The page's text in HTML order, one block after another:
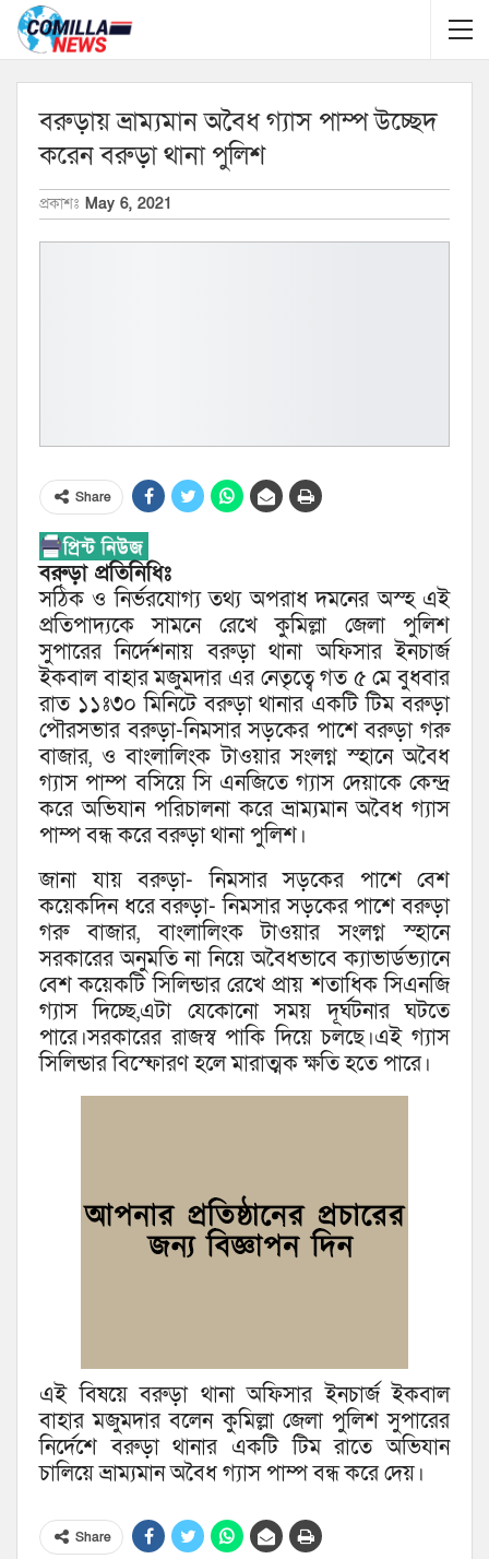
বরুড়ায় ভ্রাম্যমান অবৈধ গ্যাস পাম্প উচ্ছেদ
করেন বরুড়া থানা পুলিশ
প্রকাশঃ May 6, 2021
Share
বরুড়া প্রতিনিধিঃ
সঠিক ও নির্ভরযোগ্য তথ্য অপরাধ দমনের অস্হ এই
প্রতিপাদ্যকে সামনে রেখে কুমিল্লা জেলা পুলিশ
সুপারের নির্দেশনায় বরুড়া থানা অফিসার ইনচার্জ
ইকবাল বাহার মজুমদার এর নেতৃত্বে গত ৫ মে বুধবার
রাত ১১ঃ৩০ মিনিটে বরুড়া থানার একটি টিম বরুড়া
পৌরসভার বরুড়া-নিমসার সড়কের পাশে বরুড়া গরু
বাজার, ও বাংলালিংক টাওয়ার সংলগ্ন স্হানে অবৈধ
গ্যাস পাম্প বসিয়ে সি এনজিতে গ্যাস দেয়াকে কেন্দ্র
করে অভিযান পরিচালনা করে ভ্রাম্যমান অবৈধ গ্যাস
পাম্প বন্ধ করে বরুড়া থানা পুলিশ।
জানা যায় বরুড়া- নিমসার সড়কের পাশে বেশ
কয়েকদিন ধরে বরুড়া- নিমসার সড়কের পাশে বরুড়া
গরু বাজার, বাংলালিংক টাওয়ার সংলগ্ন স্হানে
সরকারের অনুমতি না নিয়ে অবৈধভাবে ক্যাভার্ডভ্যানে
বেশ কয়েকটি সিলিন্ডার রেখে প্রায় শতাধিক সিএনজি
গ্যাস দিচ্ছে,এটা যেকোনো সময় দূর্ঘটনার ঘটতে
পারে।সরকারের রাজস্ব পাকি দিয়ে চলছে।এই গ্যাস
সিলিন্ডার বিস্ফোরণ হলে মারাত্মক ক্ষতি হতে পারে।
এই বিষয়ে বরুড়া থানা অফিসার ইনচার্জ ইকবাল
বাহার মজুমদার বলেন কুমিল্লা জেলা পুলিশ সুপারের
নির্দেশে বরুড়া থানার একটি টিম রাতে অভিযান
চালিয়ে ভ্রাম্যমান অবৈধ গ্যাস পাম্প বন্ধ করে দেয়।
Share